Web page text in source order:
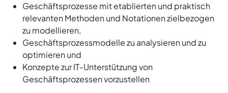
Geschäftsprozesse mit etablierten und praktisch
relevanten Methoden und Notationen zielbezogen
zu modellieren,
Geschäftsprozessmodelle zu analysieren und zu
optimieren und
Konzepte zur IT-Unterstützung von
Geschäftsprozessen vorzustellen